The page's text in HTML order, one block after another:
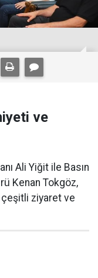
ve
Ali Yiğit ile Basın
Kenan Tokgöz,
ziyaret ve